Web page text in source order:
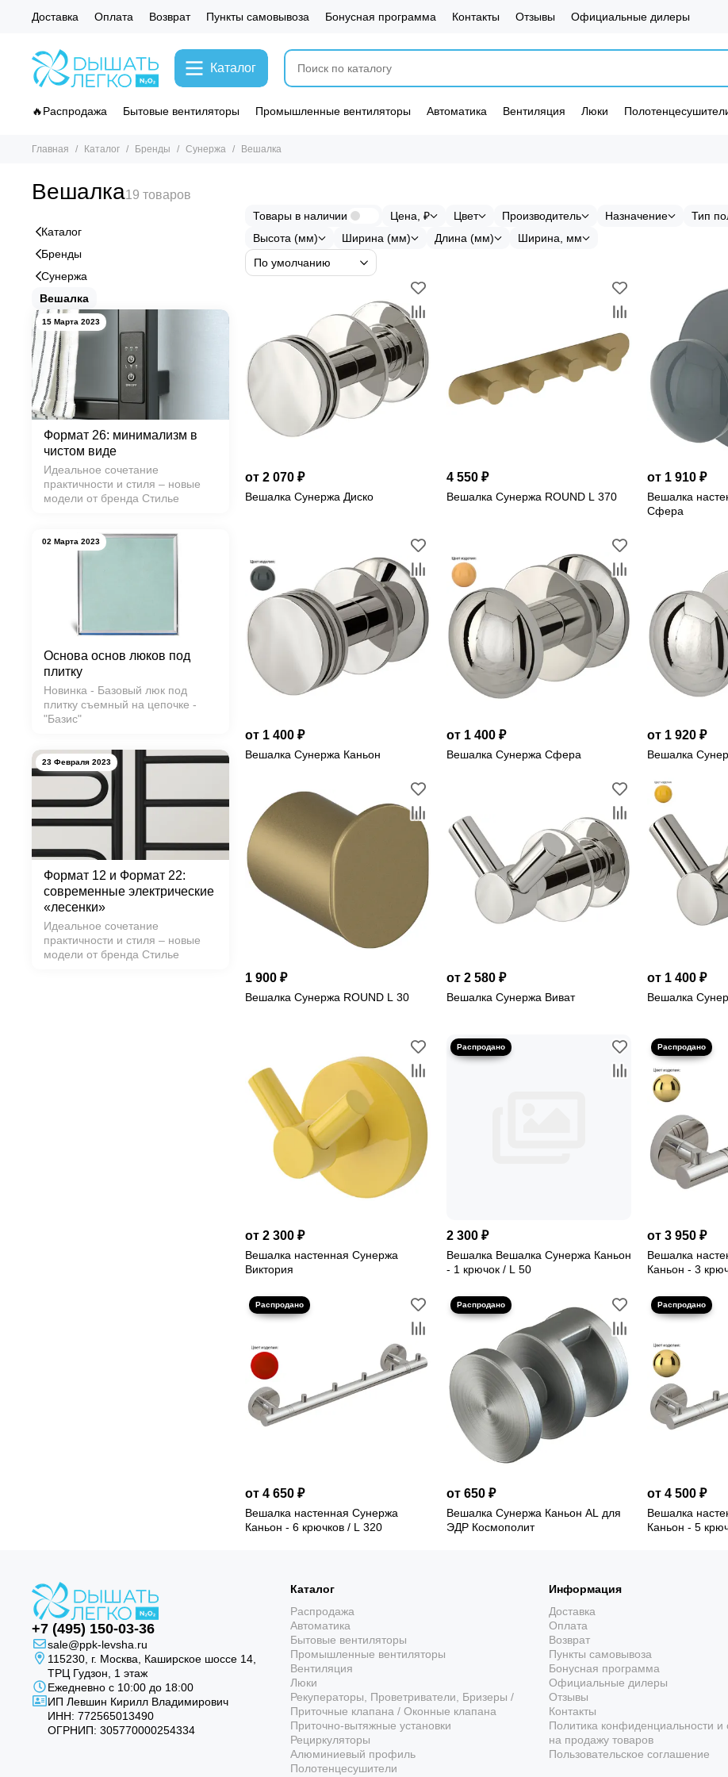
Доставка Оплата Возврат Пункты самовывоза Бонусная программа Контакты Отзывы Официальные дилеры
Каталог
🔥Распродажа Бытовые вентиляторы Промышленные вентиляторы Автоматика Вентиляция Люки
Главная Каталог Бренды Сунержа Вешалка
Вешалка
Товары в наличии Цена, ₽ Цвет Производитель Назначение Тип
Высота (мм)
Ширина (мм) Длина (мм) Ширина, мм
от 2 070 ₽
Вешалка Сунержа Диско
4 550 ₽
Вешалка Сунержа ROUND L 370
от 1 910 ₽
Вешалка
Сфера
от 1 400 ₽
Вешалка Сунержа Каньон
от 1 400 ₽
Вешалка Сунержа Сфера
от 1 920 ₽
Вешалка
1 900 ₽
Вешалка Сунержа ROUND L 30
от 2 580 ₽
Вешалка Сунержа Виват
от 1 400 ₽
Вешалка
от 2 300 ₽
Вешалка настенная Сунержа
Виктория
2 300 ₽
Вешалка Вешалка Сунержа Каньон
- 1 крючок / L 50
от 3 950 ₽
Вешалка
Каньон - 3
от 4 650 ₽
Вешалка настенная Сунержа
Каньон - 6 крючков / L 320
от 650 ₽
Вешалка Сунержа Каньон AL для
ЭДР Космополит
от 4 500 ₽
Вешалка
Каньон - 5
Каталог
Бренды
Сунержа
Вешалка
15 Марта 2023
Формат 26: минимализм в
чистом виде
Идеальное сочетание
практичности и стиля – новые
модели от бренда Стилье
02 Марта 2023
Основа основ люков под
плитку
Новинка - Базовый люк под
плитку съемный на цепочке -
"Базис"
23 Февраля 2023
Формат 12 и Формат 22:
современные электрические
«лесенки»
Идеальное сочетание
практичности и стиля – новые
модели от бренда Стилье
+7 (495) 150-03-36
sale@ppk-levsha.ru
115230, г. Москва, Каширское шоссе 14,
ТРЦ Гудзон, 1 этаж
Ежедневно с 10:00 до 18:00
ИП Левшин Кирилл Владимирович
ИНН: 772565013490
ОГРНИП: 305770000254334
Каталог
Распродажа
Автоматика
Бытовые вентиляторы
Промышленные вентиляторы
Вентиляция
Люки
Рекуператоры, Проветриватели, Бризеры /
Приточные клапана / Оконные клапана
Приточно-вытяжные установки
Рециркуляторы
Алюминиевый профиль
Полотенцесушители
Информация
Доставка
Оплата
Возврат
Пункты самовывоза
Бонусная программа
Официальные дилеры
Отзывы
Контакты
Политика конфиденциальности и
на продажу товаров
Пользовательское соглашение